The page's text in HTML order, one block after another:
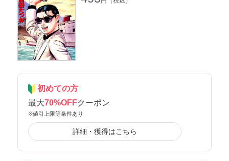
初めての方
最大70%OFFクーポン
※値引上限等条件あり
詳細・獲得はこちら